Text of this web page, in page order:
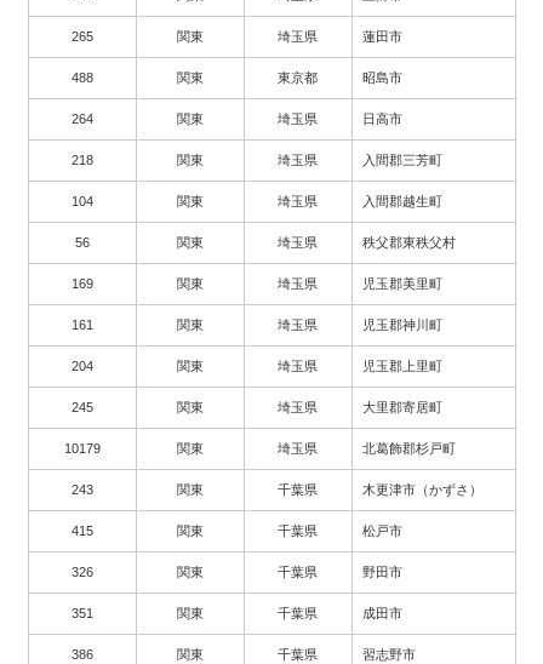
265 関東 埼玉県 蓮田市
488 関東 東京都 昭島市
264 関東 埼玉県 日高市
218 関東 埼玉県 入間郡三芳町
104 関東 埼玉県 入間郡越生町
56 関東 埼玉県 秩父郡東秩父村
169 関東 埼玉県 児玉郡美里町
161 関東 埼玉県 児玉郡神川町
204 関東 埼玉県 児玉郡上里町
245 関東 埼玉県 大里郡寄居町
10179 関東 埼玉県 北葛飾郡杉戸町
243 関東 千葉県 木更津市（かずさ）
415 関東 千葉県 松戸市
326 関東 千葉県 野田市
351 関東 千葉県 成田市
386 関東 千葉県 習志野市